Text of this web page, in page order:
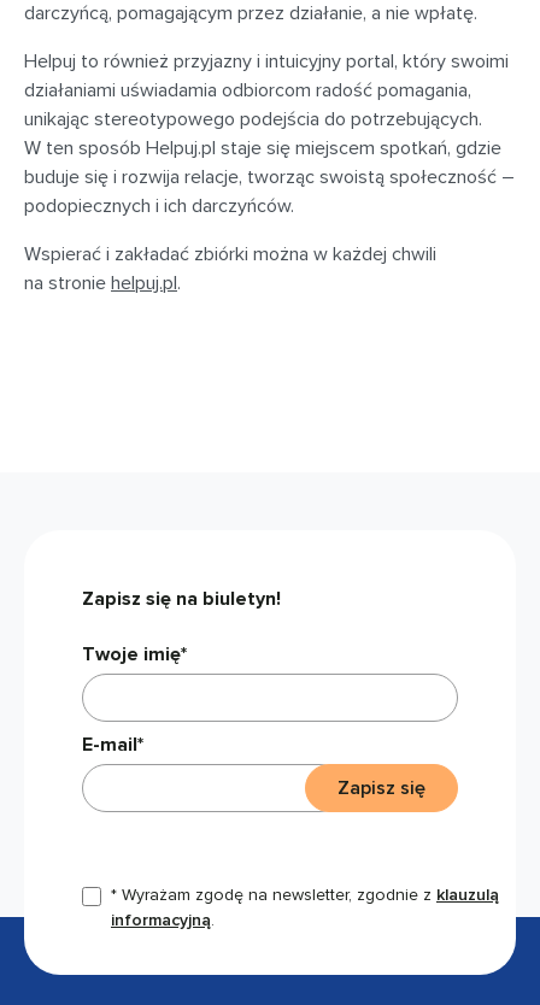
darczyńcą, pomagającym przez działanie, a nie wpłatę.
Helpuj to również przyjazny i intuicyjny portal, który swoimi
działaniami uświadamia odbiorcom radość pomagania,
unikając stereotypowego podejścia do potrzebujących.
W ten sposób Helpuj.pl staje się miejscem spotkań, gdzie
buduje się i rozwija relacje, tworząc swoistą społeczność –
podopiecznych i ich darczyńców.
Wspierać i zakładać zbiórki można w każdej chwili
na stronie helpuj.pl.
Zapisz się na biuletyn!
Twoje imię*
E-mail*
* Wyrażam zgodę na newsletter, zgodnie z klauzulą
informacyjną.
Zapisz się